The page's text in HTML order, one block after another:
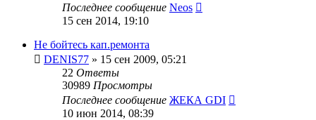
Последнее сообщение Neos
15 сен 2014, 19:10
Не бойтесь кап.ремонта
DENIS77 » 15 сен 2009, 05:21
22 Ответы
30989 Просмотры
Последнее сообщение ЖЕКА GDI
10 июн 2014, 08:39